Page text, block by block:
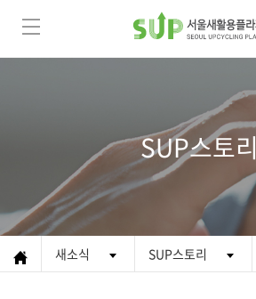
SUP스토리
새소식 SUP스토리